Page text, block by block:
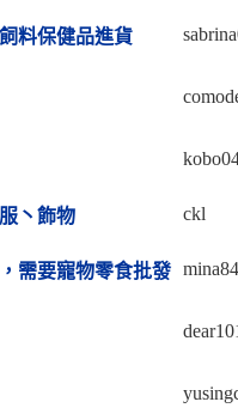
料保健品進貨
丶飾物 ckl
需要寵物零食批發